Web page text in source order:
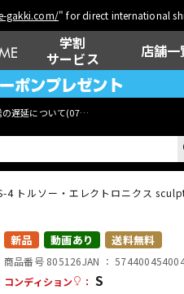
gakki.com/" for direct international
学割
サービス
店舗一
の遅延について(07月29日
ウクレレ
4 トルソー・エレクトロニクス
新品 動画あり 送料無料
商品番号 805126JAN ：
コンディション
： S